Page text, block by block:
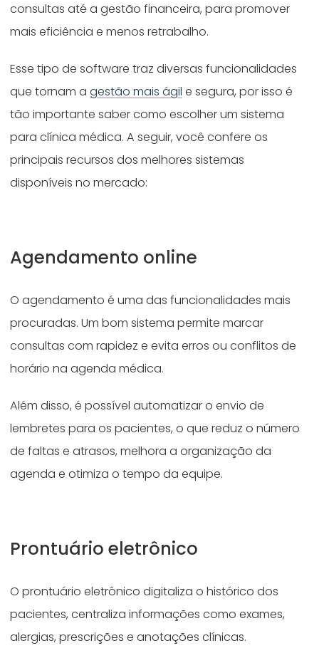
consultas até a gestão financeira, para promover
mais eficiência e menos retrabalho.
Esse tipo de software traz diversas funcionalidades
que tornam agestão mais ágil e segura, por isso é
tão importante saber como escolher um sistema
para clínica médica. A seguir, você confere os
principais recursos dos melhores sistemas
disponíveis no mercado:
Agendamento online
O agendamento é uma das funcionalidades mais
procuradas. Um bom sistema permite marcar
consultas com rapidez e evita erros ou conflitos de
horário na agenda médica.
Além disso, é possível automatizar o envio de
lembretes para os pacientes, o que reduz o número
de faltas e atrasos, melhora a organização da
agenda e otimiza o tempo da equipe.
Prontuário eletrônico
O prontuário eletrônico digitaliza o histórico dos
pacientes, centraliza informações como exames,
alergias, prescrições e anotações clínicas.